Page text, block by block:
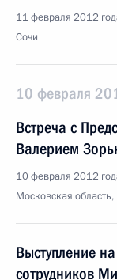
11 февраля 2012
Сочи
10 февраля
Встреча с
Валерием
10 февраля 2012
Московская область,
Выступление
сотрудников